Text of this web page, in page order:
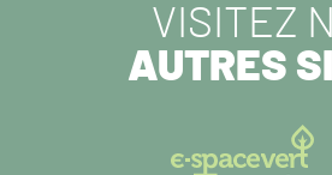
VISITEZ
AUTRES